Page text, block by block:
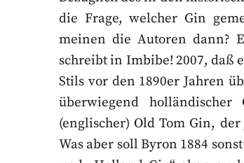
die Frage, welcher Gin
meinen die Autoren dann?
schreibt in Imbibe! 2007, daß
Stils vor den 1890er Jahren
überwiegend
(englischer) Old Tom Gin,
Was aber soll Byron 1884